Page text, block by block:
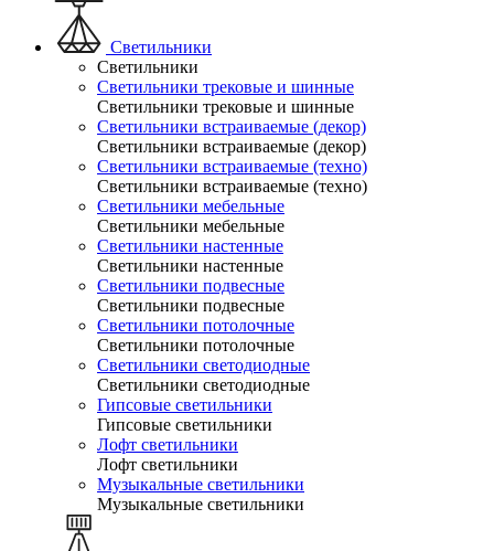
Светильники
Светильники
Светильники трековые и шинные
Светильники трековые и шинные
Светильники встраиваемые (декор)
Светильники встраиваемые (декор)
Светильники встраиваемые (техно)
Светильники встраиваемые (техно)
Светильники мебельные
Светильники мебельные
Светильники настенные
Светильники настенные
Светильники подвесные
Светильники подвесные
Светильники потолочные
Светильники потолочные
Светильники светодиодные
Светильники светодиодные
Гипсовые светильники
Гипсовые светильники
Лофт светильники
Лофт светильники
Музыкальные светильники
Музыкальные светильники